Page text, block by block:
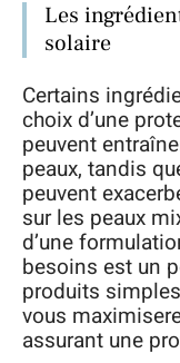
Les
solaire
Certains
choix d’une
peuvent
peaux, tandis
peuvent
sur les peaux
d’une
besoins est un
produits
vous
assurant une